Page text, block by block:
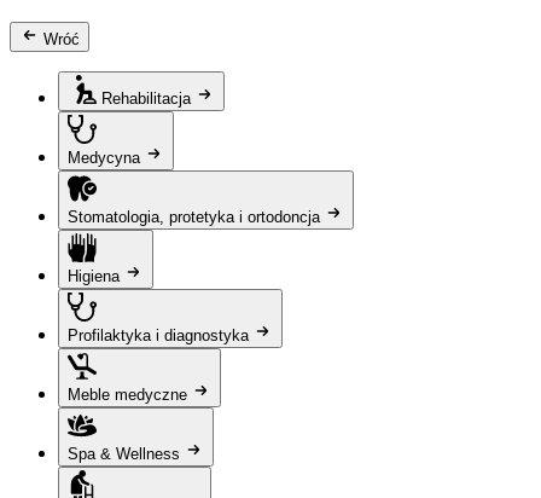
Wróć
Rehabilitacja
Medycyna
Stomatologia, protetyka i ortodoncja
Higiena
Profilaktyka i diagnostyka
Meble medyczne
Spa & Wellness